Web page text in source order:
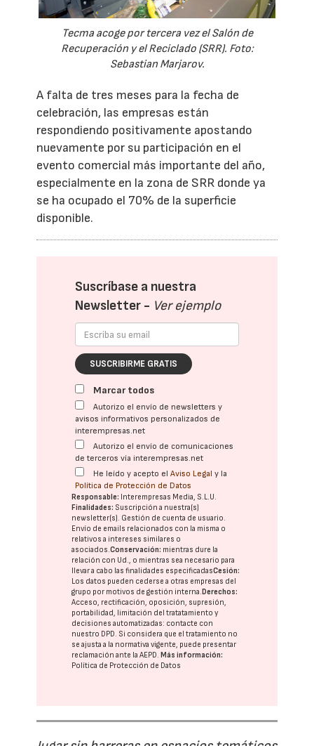
Tecma acoge por tercera vez el Salón de
Recuperación y el Reciclado (SRR). Foto:
Sebastian Marjarov.
A falta de tres meses para la fecha de
celebración, las empresas están
respondiendo positivamente apostando
nuevamente por su participación en el
evento comercial más importante del año,
especialmente en la zona de SRR donde ya
se ha ocupado el 70% de la superficie
disponible.
Suscríbase a nuestra
Newsletter - Ver ejemplo
SUSCRIBIRME GRATIS
Marcar todos
Autorizo el envío de newsletters y
avisos informativos personalizados de
interempresas.net
Autorizo el envío de comunicaciones
de terceros vía interempresas.net
He leído y acepto elAviso Legal y la
Política de Protección de Datos
Responsable: Interempresas Media, S.L.U.
Finalidades: Suscripción a nuestra(s)
newsletter(s). Gestión de cuenta de usuario.
Envío de emails relacionados con la misma o
relativos a intereses similares o
asociados.Conservación: mientras dure la
relación con Ud., o mientras sea necesario para
llevar a cabo las finalidades especificadasCesión:
Los datos pueden cederse a otras empresas del
grupo por motivos de gestión interna. Derechos:
Acceso, rectificación, oposición, supresión,
portabilidad, limitación del tratatamiento y
decisiones automatizadas: contacte con
nuestro DPD. Si considera que el tratamiento no
se ajusta a la normativa vigente, puede presentar
reclamación ante laAEPD. Más información:
Política de Protección de Datos